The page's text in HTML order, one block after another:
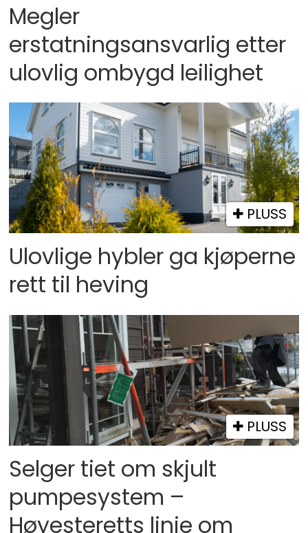
Megler
erstatningsansvarlig etter
ulovlig ombygd leilighet
PLUSS
Ulovlige hybler ga kjøperne
rett til heving
PLUSS
Selger tiet om skjult
pumpesystem –
Høyesteretts linje om